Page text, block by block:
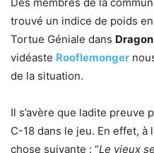
Des membres de la
trouvé un indice de poids
Tortue Géniale dans
vidéaste Rooflemonger
de la situation.
Il s’avère que ladite preuve
C-18 dans le jeu. En effet, à
chose suivante : “Le vieux